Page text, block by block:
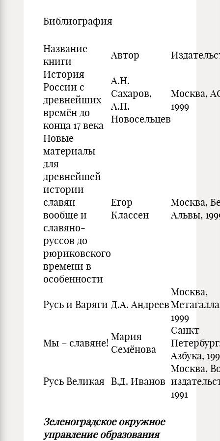
Библиография
Название
книги
Автор
История
России с
древнейших
времён до
конца 17 века
А.Н.
Сахаров,
А.П.
Новосельцев
Москва,
1999
Новые
материалы
для
древнейшей
истории
славян
вообще и
славяно-
руссов до
рюриковского
времени в
особенности
Егор
Классен
Москва,
Альвы,
Русь и Варяги Д.А. Андреев
Москва,
1999
Мы – славяне!
Мария
Семёнова
Санкт-
Азбука,
Русь Великая В.Д. Иванов
Москва,
1991
Зеленоградское окружное
управление образования